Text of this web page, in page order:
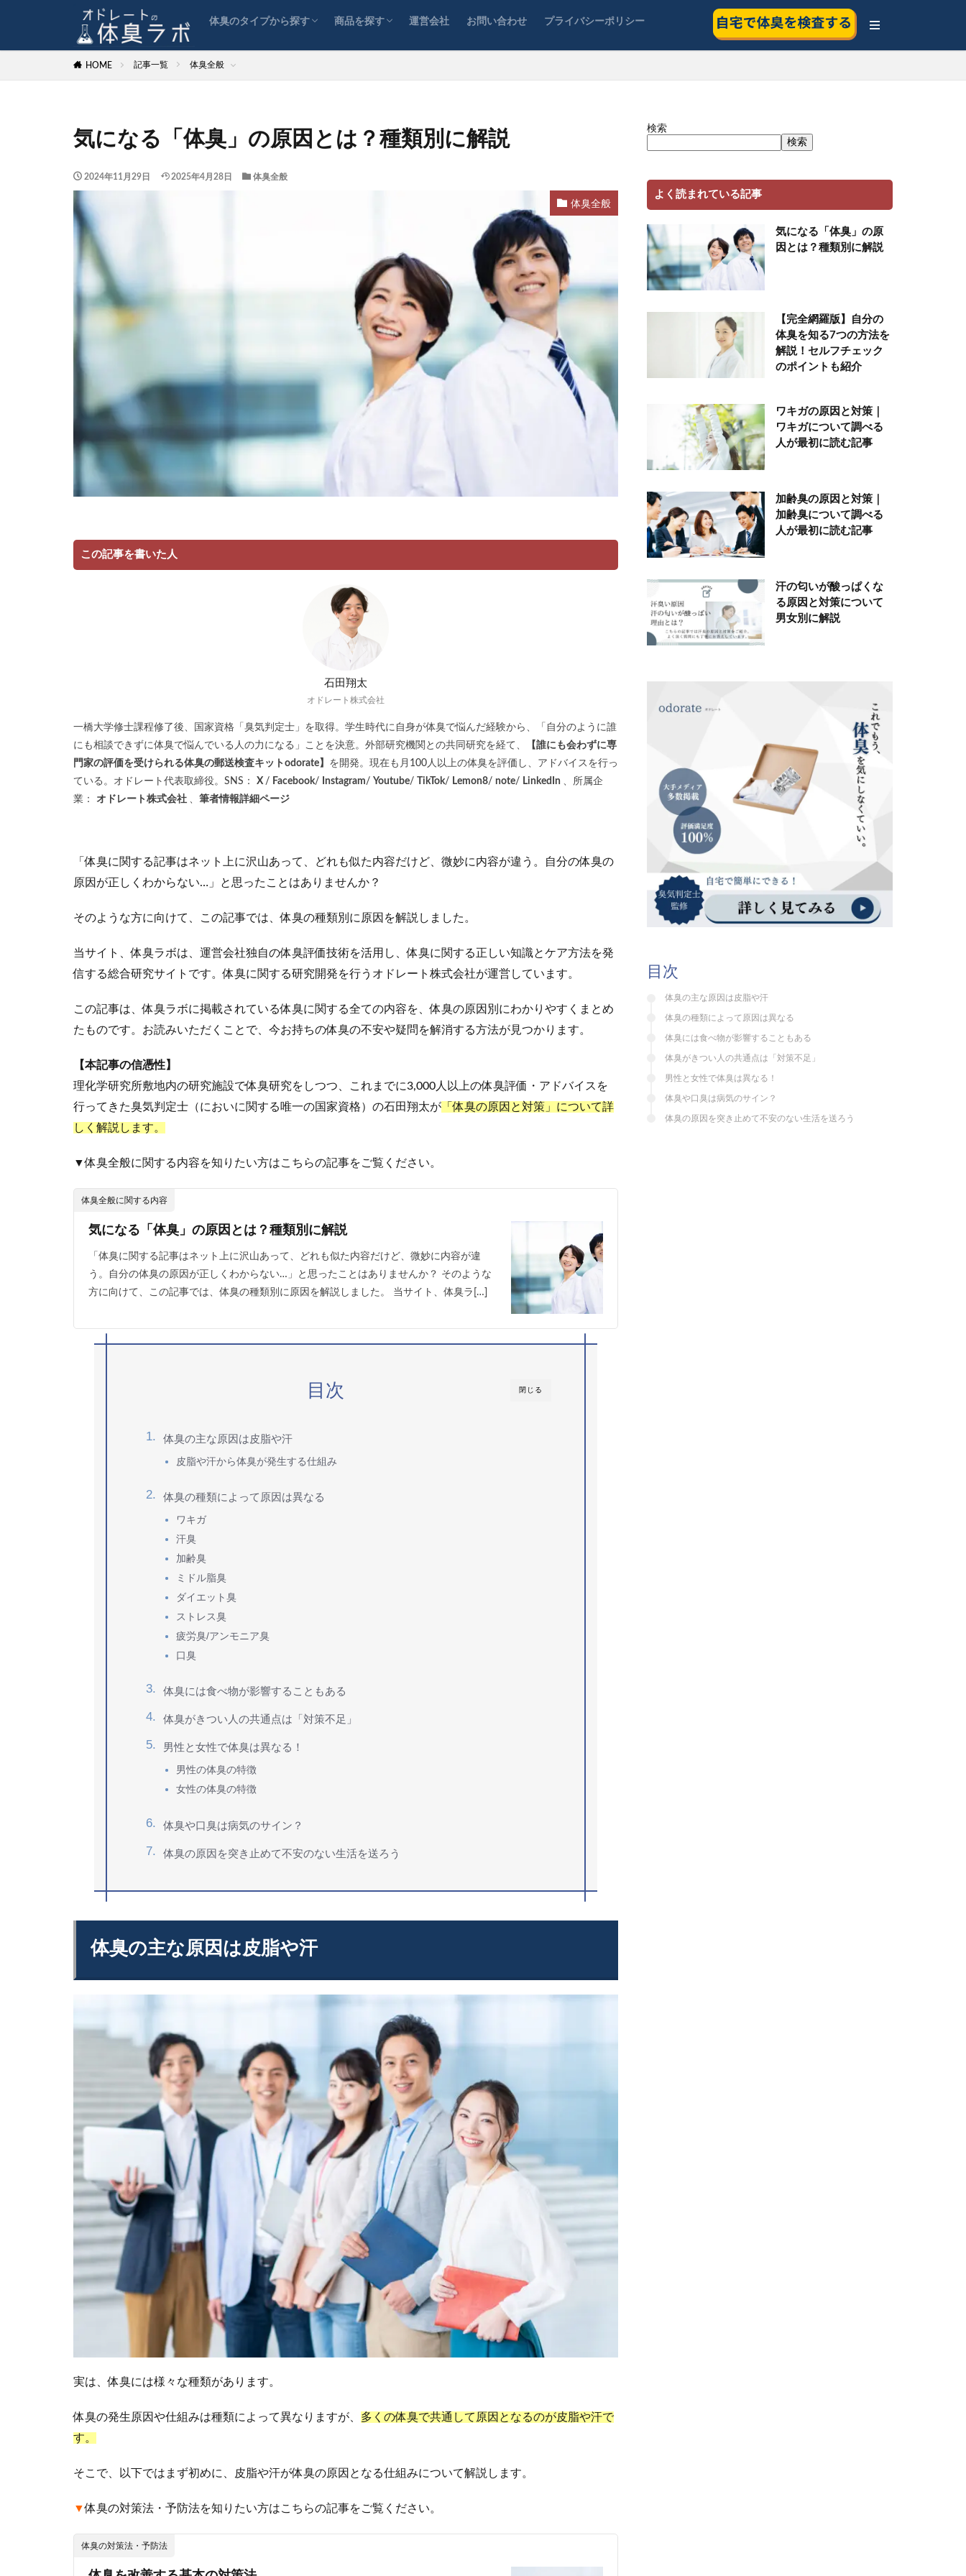
体臭のタイプから探す
体臭全般
ワキガ
加齢臭
汗臭
ミドル脂臭
ダイエット臭
疲労臭とストレス臭
口臭
商品を探す
体臭の郵送検査キット
体臭の対面評価
運営会社 お問い合わせ プライバシーポリシー
HOME 記事一覧 体臭全般
気になる「体臭」の原因とは？種類別に解説
2024年11月29日 2025年4月28日 体臭全般
体臭全般
この記事を書いた人
石田翔太
オドレート株式会社
一橋大学修士課程修了後、国家資格「臭気判定士」を取得。学生時代に自身が体臭で悩んだ経験から、「自分のように誰
にも相談できずに体臭で悩んでいる人の力になる」ことを決意。外部研究機関との共同研究を経て、
【誰にも会わずに専
門家の評価を受けられる体臭の郵送検査キットodorate】 を開発。現在も月100人以上の体臭を評価し、アドバイスを行っ
ている。オドレート代表取締役。SNS： X / Facebook/ Instagram/ Youtube/ TikTok/ Lemon8/ note/ LinkedIn 、所属企
業： オドレート株式会社 、 筆者情報詳細ページ
「体臭に関する記事はネット上に沢山あって、どれも似た内容だけど、微妙に内容が違う。自分の体臭の
原因が正しくわからない…」と思ったことはありませんか？
そのような方に向けて、この記事では、体臭の種類別に原因を解説しました。
当サイト、体臭ラボは、運営会社独自の体臭評価技術を活用し、体臭に関する正しい知識とケア方法を発
信する総合研究サイトです。体臭に関する研究開発を行うオドレート株式会社が運営しています。
この記事は、体臭ラボに掲載されている体臭に関する全ての内容を、体臭の原因別にわかりやすくまとめ
たものです。お読みいただくことで、今お持ちの体臭の不安や疑問を解消する方法が見つかります。
【本記事の信憑性】
理化学研究所敷地内の研究施設で体臭研究をしつつ、これまでに3,000人以上の体臭評価・アドバイスを
行ってきた臭気判定士（においに関する唯一の国家資格）の石田翔太が 「体臭の原因と対策」について詳
しく解説します。
▼体臭全般に関する内容を知りたい方はこちらの記事をご覧ください。
体臭全般に関する内容
気になる「体臭」の原因とは？種類別に解説
「体臭に関する記事はネット上に沢山あって、どれも似た内容だけど、微妙に内容が違
う。自分の体臭の原因が正しくわからない…」と思ったことはありませんか？ そのような
方に向けて、この記事では、体臭の種類別に原因を解説しました。 当サイト、体臭ラ[…]
閉じる
目次
体臭の主な原因は皮脂や汗
皮脂や汗から体臭が発生する仕組み
体臭の種類によって原因は異なる
ワキガ
汗臭
加齢臭
ミドル脂臭
ダイエット臭
ストレス臭
疲労臭/アンモニア臭
口臭
体臭には食べ物が影響することもある
体臭がきつい人の共通点は「対策不足」
男性と女性で体臭は異なる！
男性の体臭の特徴
女性の体臭の特徴
体臭や口臭は病気のサイン？
体臭の原因を突き止めて不安のない生活を送ろう
体臭の主な原因は皮脂や汗
実は、体臭には様々な種類があります。
体臭の発生原因や仕組みは種類によって異なりますが、 多くの体臭で共通して原因となるのが皮脂や汗で
す。
そこで、以下ではまず初めに、皮脂や汗が体臭の原因となる仕組みについて解説します。
▼体臭の対策法・予防法を知りたい方はこちらの記事をご覧ください。
体臭の対策法・予防法
検索
検索
よく読まれている記事
気になる「体臭」の原
因とは？種類別に解説
【完全網羅版】自分の
体臭を知る7つの方法を
解説！セルフチェック
のポイントも紹介
ワキガの原因と対策｜
ワキガについて調べる
人が最初に読む記事
加齢臭の原因と対策｜
加齢臭について調べる
人が最初に読む記事
汗の匂いが酸っぱくな
る原因と対策について
男女別に解説
目次
体臭の主な原因は皮脂や汗
体臭の種類によって原因は異なる
体臭には食べ物が影響することもある
体臭がきつい人の共通点は「対策不足」
男性と女性で体臭は異なる！
体臭や口臭は病気のサイン？
体臭の原因を突き止めて不安のない生活を送ろう